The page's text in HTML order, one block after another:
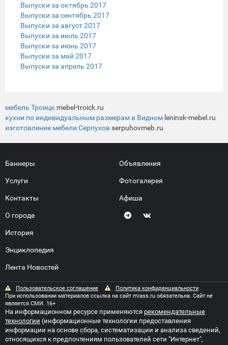
Выпуски за октябрь 2017
Выпуски за сентябрь 2017
Выпуски за август 2017
Выпуски за июль 2017
Выпуски за июнь 2017
Выпуски за май 2017
Выпуски за апрель 2017
мебель Троицк mebel-troick.ru
кухни по индивидуальным размерам в Видном leninsk-mebel.ru
изготовление мебели Серпуховserpuhovmeb.ru
Баннеры
Услуги
Контакты
О городе
История
Энциклопедия
Лента Новостей
Объявления
Фотогалерея
Афиша
Пользовательское соглашение
Политика конфиденциальности
При использовании материалов ссылка на сайт miass.ru обязательна. Сайт не
является СМИ. 16+
На информационном ресурсе применяются рекомендательные
технологии (информационные технологии предоставления
информации на основе сбора, систематизации и анализа сведений,
относящихся к предпочтениям пользователей сети "Интернет",